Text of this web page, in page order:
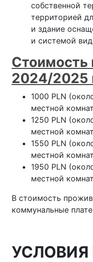
собственной
территорией
и здание
и системой
Стоимость
2024/2025
1000 PLN
местной
1250 PLN
местной
1550 PLN
местной
1950 PLN
местной
В стоимость
коммунальные
УСЛОВИЯ